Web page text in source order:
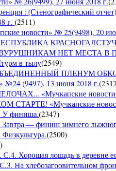
: (Стенографический
г. (2511)
новости» № 25(9498), 20
г. РЕСПУБЛИКА
1 ДВУРУШНИКАМ НЕТ МЕСТА В
в тылу(2549)
1 ОБЪЕДИНЕННЫЙ ПЛЕНУМ
(9497), 13 июня 2018 г.(2317
«Мучкапские
«Мучкапские
У финиша.(2347)
— финиш зимнего
(2500)
)
Хорошая лошадь в деревне
На хлебозагоовительном